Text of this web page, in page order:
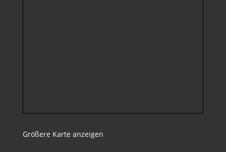
Größere Karte anzeigen